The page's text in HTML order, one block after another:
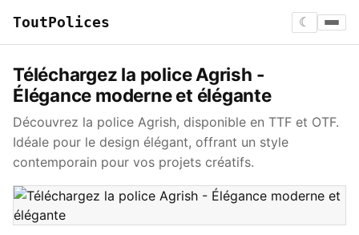
ToutPolices ☾
Téléchargez la police Agrish -
Élégance moderne et élégante
Découvrez la police Agrish, disponible en TTF et OTF.
Idéale pour le design élégant, offrant un style
contemporain pour vos projets créatifs.